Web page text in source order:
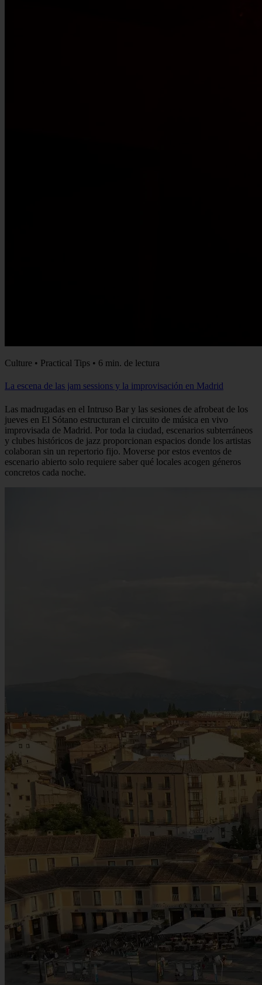
Culture • Practical Tips • 6 min. de lectura
La escena de las jam sessions y la improvisación en Madrid
Las madrugadas en el Intruso Bar y las sesiones de afrobeat de los
jueves en El Sótano estructuran el circuito de música en vivo
improvisada de Madrid. Por toda la ciudad, escenarios subterráneos
y clubes históricos de jazz proporcionan espacios donde los artistas
colaboran sin un repertorio fijo. Moverse por estos eventos de
escenario abierto solo requiere saber qué locales acogen géneros
concretos cada noche.